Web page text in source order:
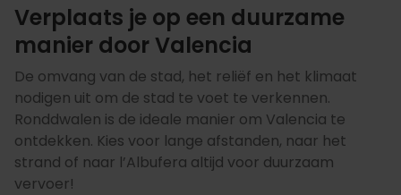
Verplaats je op een duurzame
manier door Valencia
De omvang van de stad, het reliëf en het klimaat
nodigen uit om de stad te voet te verkennen.
Ronddwalen is de ideale manier om Valencia te
ontdekken. Kies voor lange afstanden, naar het
strand of naar l’Albufera altijd voor duurzaam
vervoer!